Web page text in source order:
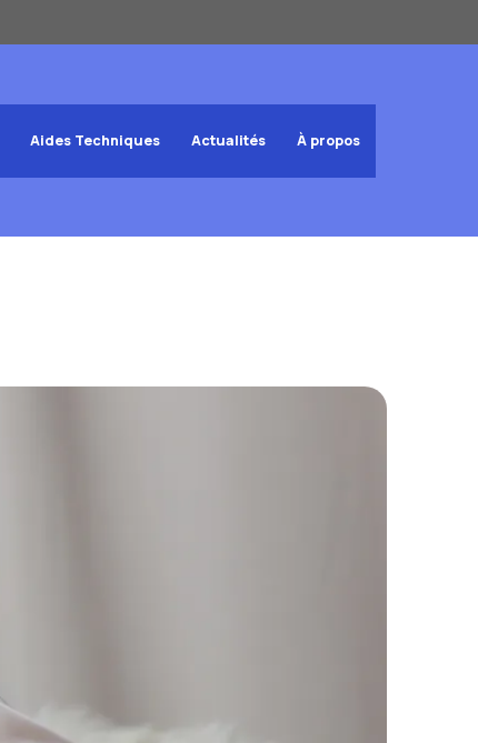
Aides Techniques Actualités À propos